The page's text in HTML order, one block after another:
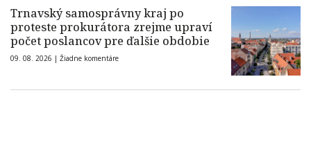
Trnavský samosprávny kraj po
proteste prokurátora zrejme upraví
počet poslancov pre ďalšie obdobie
09. 08. 2026 | Žiadne komentáre